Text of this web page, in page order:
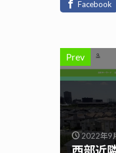
Prev
2022年9